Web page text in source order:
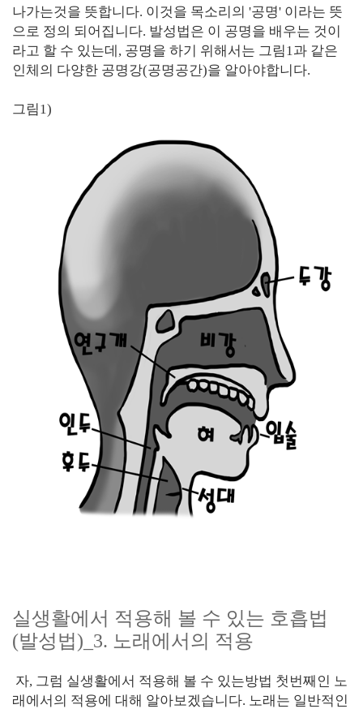
나가는것을 뜻합니다. 이것을 목소리의 '공명' 이라는 뜻
으로 정의 되어집니다. 발성법은 이 공명을 배우는 것이
라고 할 수 있는데, 공명을 하기 위해서는 그림1과 같은
인체의 다양한 공명강(공명공간)을 알아야합니다.
그림1)
실생활에서 적용해 볼 수 있는 호흡법
(발성법)_3. 노래에서의 적용
자, 그럼 실생활에서 적용해 볼 수 있는방법 첫번째인 노
래에서의 적용에 대해 알아보겠습니다. 노래는 일반적인